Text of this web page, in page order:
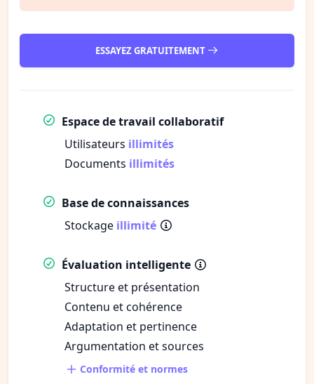
ESSAYEZ GRATUITEMENT
Espace de travail collaboratif
Utilisateurs illimités
Documents illimités
Base de connaissances
Stockage illimité
Évaluation intelligente
Structure et présentation
Contenu et cohérence
Adaptation et pertinence
Argumentation et sources
Conformité et normes